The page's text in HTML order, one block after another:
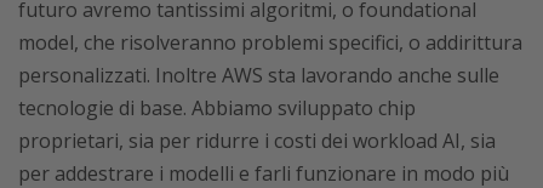
futuro avremo tantissimi algoritmi, o foundational
model, che risolveranno problemi specifici, o addirittura
personalizzati. Inoltre AWS sta lavorando anche sulle
tecnologie di base. Abbiamo sviluppato chip
proprietari, sia per ridurre i costi dei workload AI, sia
per addestrare i modelli e farli funzionare in modo più